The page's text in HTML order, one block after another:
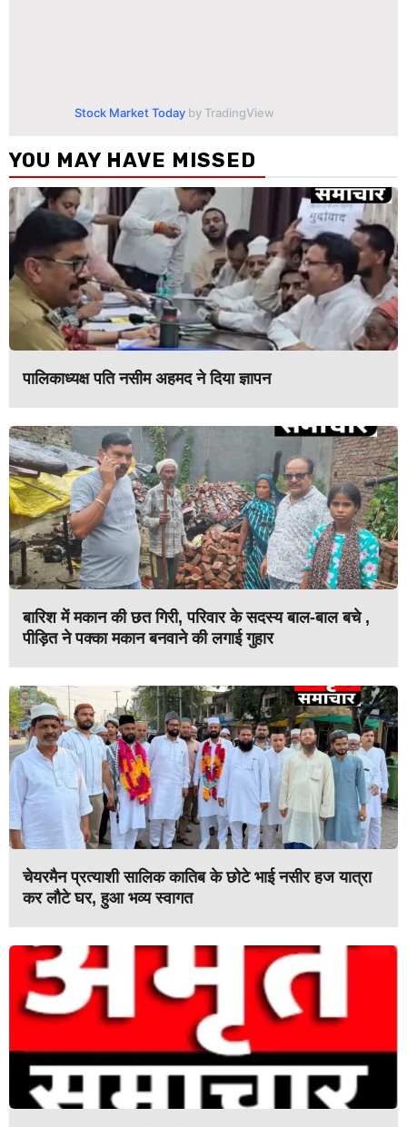
Stock Market Today by TradingView
YOU MAY HAVE MISSED
पालिकाध्यक्ष पति नसीम अहमद ने दिया ज्ञापन
बारिश में मकान की छत गिरी, परिवार के सदस्य बाल-बाल बचे ,
पीड़ित ने पक्का मकान बनवाने की लगाई गुहार
चेयरमैन प्रत्याशी सालिक कातिब के छोटे भाई नसीर हज यात्रा
कर लौटे घर, हुआ भव्य स्वागत